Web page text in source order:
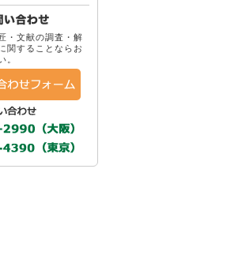
・文献の調査・解
関することならお
。